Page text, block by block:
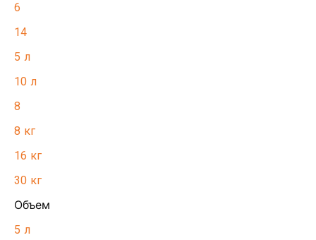
6
14
5 л
10 л
8
8 кг
16 кг
30 кг
Объем
5 л